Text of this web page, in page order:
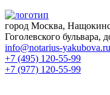
город Москва,
Гоголевского бульвара,
info@notarius-yakubova.ru
+7 (495) 120-55-99
+7 (977) 120-55-99